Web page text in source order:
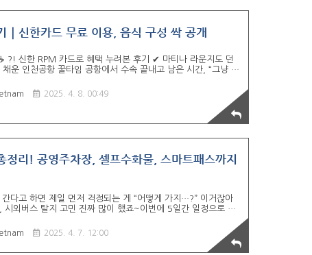
｜신한카드 무료 이용, 음식 구성 싹 공개
신한 RPM 카드로 혜택 누려본 후기 ✔ 마티나 라운지도 던
운 인천공항 꿀타임 공항에서 수속 끝내고 남은 시간, “그냥 앉
료 입장 + 던킨 커피 2잔 공짜*"이 루트 써보고 나니까… 앞으
권 들고 돌아다니기 시작한 시점이 오전 7시 30분쯤, 그 뒤로 1
루틴 완성! 탑승 전까지 공항에서 진짜 알차게 보내고 싶다면 이
2025. 4. 8. 00:49
정리! 공영주차장, 셀프수화물, 스마트패스까지
다고 하면 제일 먼저 걱정되는 게 “어떻게 가지…?” 이거잖아
시외버스 탈지 고민 진짜 많이 했죠~이번에 5일간 일정으로 하
씬 간편하고, 비용도 합리적이어서 “다음에도 무조건 이 루트
는 청주에서 인천공항까지 가는 새벽 루트, 시외버스 타는 법
사까지 실제 시간 흐름대로 전부 알려드릴게요~ 1. 4시 20분 청
2025. 4. 7. 12:00